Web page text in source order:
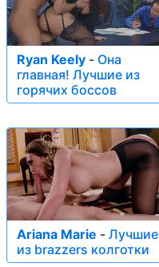
Ryan Keely - Она
главная! Лучшие из
горячих боссов
Ariana Marie - Лучшие
из brazzers колготки